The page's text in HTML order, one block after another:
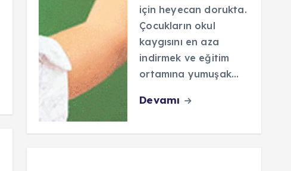
için heyecan dorukta.
Çocukların okul
kaygısını en aza
indirmek ve eğitim
ortamına yumuşak…
Devamı